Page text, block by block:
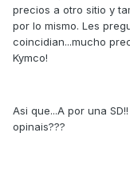
precios a otro sitio y
por lo mismo. Les
coincidian...mucho
Kymco!
Asi que...A por una
opinais???